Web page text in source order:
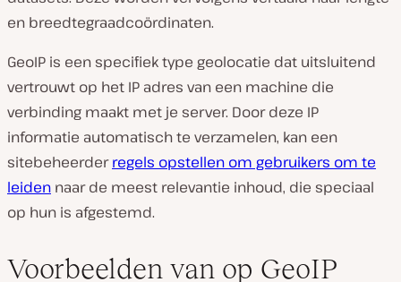
en breedtegraadcoördinaten.
GeoIP is een specifiek type geolocatie dat uitsluitend
vertrouwt op het IP adres van een machine die
verbinding maakt met je server. Door deze IP
informatie automatisch te verzamelen, kan een
sitebeheerderregels opstellen om gebruikers om te
leiden naar de meest relevantie inhoud, die speciaal
op hun is afgestemd.
Voorbeelden van op GeoIP